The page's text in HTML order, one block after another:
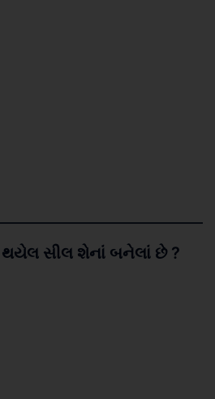
થયેલ સીલ શેનાં બનેલાં છે ?